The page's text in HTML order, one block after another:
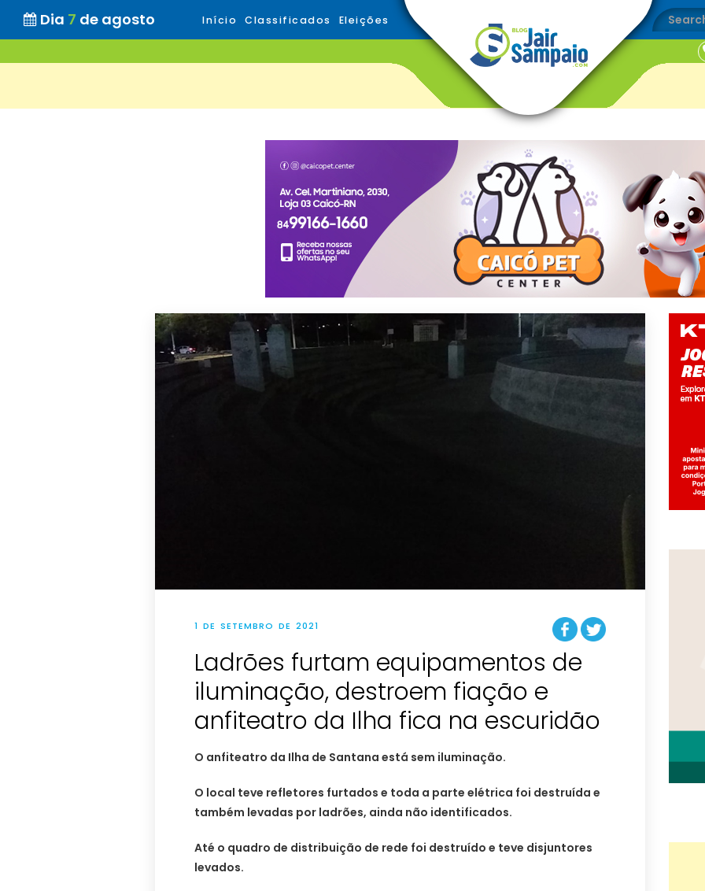
Dia 7 de agosto Início Classificados Eleições
1 DE SETEMBRO DE 2021
Ladrões furtam equipamentos de
iluminação, destroem fiação e
anfiteatro da Ilha fica na escuridão
O anfiteatro da Ilha de Santana está sem iluminação.
O local teve refletores furtados e toda a parte elétrica foi destruída e
também levadas por ladrões, ainda não identificados.
Até o quadro de distribuição de rede foi destruído e teve disjuntores
levados.